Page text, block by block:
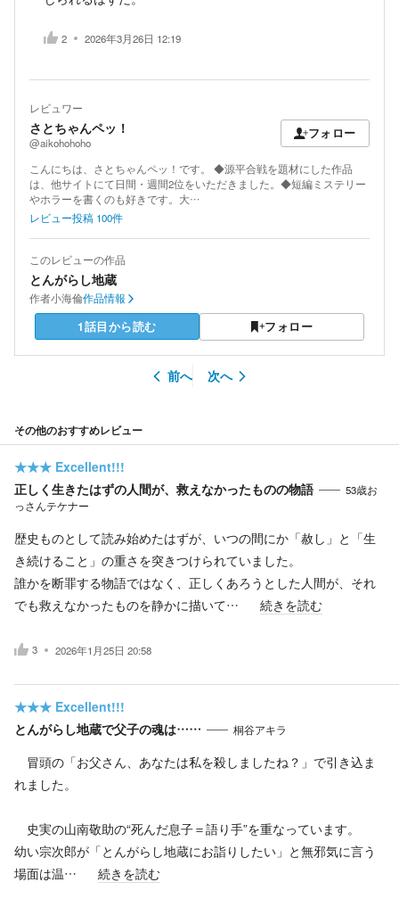
2 2026年3月26日 12:19
レビュワー
さとちゃんペッ！
@aikohohoho
フォロー
こんにちは、さとちゃんペッ！です。 ◆源平合戦を題材にした作品
は、他サイトにて日間・週間2位をいただきました。◆短編ミステリー
やホラーを書くのも好きです。大…
レビュー投稿 100件
このレビューの作品
とんがらし地蔵
作者小海倫作品情報
1話目から読む フォロー
前へ 次へ
その他のおすすめレビュー
★★★ Excellent!!!
正しく生きたはずの人間が、救えなかったものの物語
53歳お
っさんテケナー
歴史ものとして読み始めたはずが、いつの間にか「赦し」と「生
き続けること」の重さを突きつけられていました。
誰かを断罪する物語ではなく、正しくあろうとした人間が、それ
でも救えなかったものを静かに描いて…
続きを読む
3 2026年1月25日 20:58
★★★ Excellent!!!
とんがらし地蔵で父子の魂は……
桐谷アキラ
冒頭の「お父さん、あなたは私を殺しましたね？」で引き込ま
れました。
史実の山南敬助の“死んだ息子＝語り手”を重なっています。
幼い宗次郎が「とんがらし地蔵にお詣りしたい」と無邪気に言う
場面は温…
続きを読む